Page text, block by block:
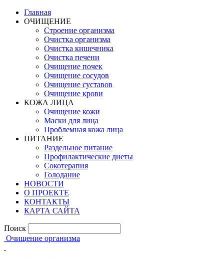
Главная
ОЧИЩЕНИЕ
Строение организма
Очистка организма
Очистка кишечника
Очистка печени
Очищение почек
Очищение сосудов
Очищение суставов
Очищение крови
КОЖА ЛИЦА
Очищение кожи
Маски для лица
Проблемная кожа лица
ПИТАНИЕ
Раздельное питание
Профилактические диеты
Сокотерапия
Голодание
НОВОСТИ
О ПРОЕКТЕ
КОНТАКТЫ
КАРТА САЙТА
Поиск
Очищение организма